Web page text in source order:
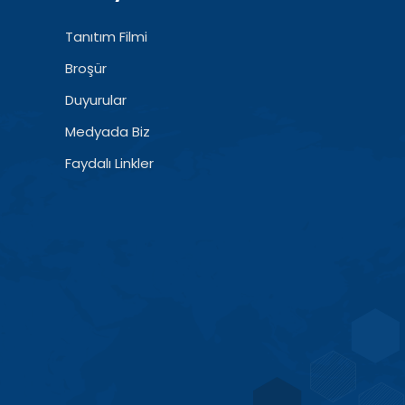
Tanıtım Filmi
Broşür
Duyurular
Medyada Biz
Faydalı Linkler